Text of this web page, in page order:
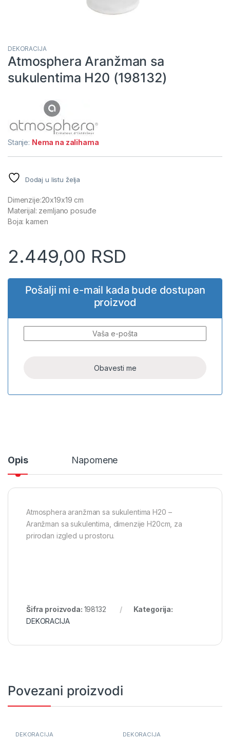
DEKORACIJA
Atmosphera Aranžman sa
sukulentima H20 (198132)
Stanje: Nema na zalihama
Dodaj u listu želja
Dimenzije:20x19x19 cm
Materijal: zemljano posuđe
Boja: kamen
2.449,00 RSD
Pošalji mi e-mail kada bude dostupan
proizvod
Opis Napomene
Atmosphera aranžman sa sukulentima H20 –
Aranžman sa sukulentima, dimenzije H20cm, za
prirodan izgled u prostoru.
Šifra proizvoda: 198132
Kategorija:
DEKORACIJA
Povezani proizvodi
DEKORACIJA DEKORACIJA